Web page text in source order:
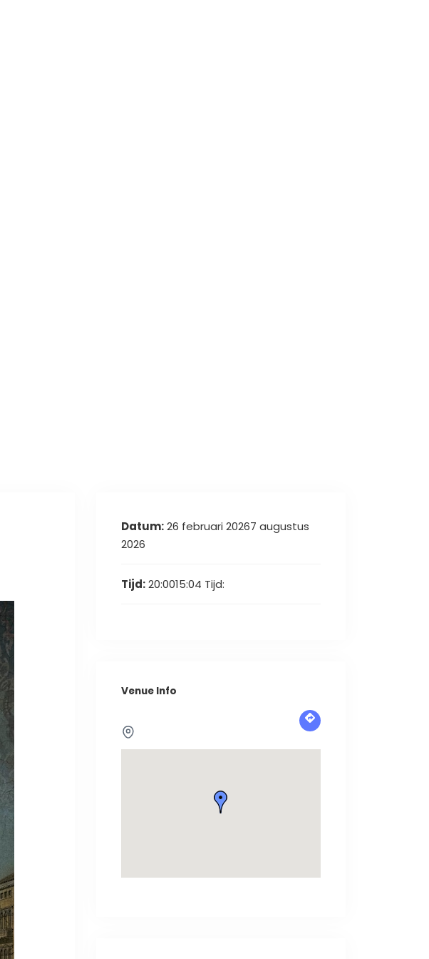
Datum:26 februari 20267 augustus
2026
Tijd:20:0015:04 Tijd:
Venue Info